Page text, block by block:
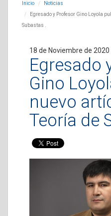
Inicio
Noticias
Egresado y Profesor Gino Loyola
Subastas .
18 de Noviembre de 2020
Egresado
Gino
nuevo
Teoría de